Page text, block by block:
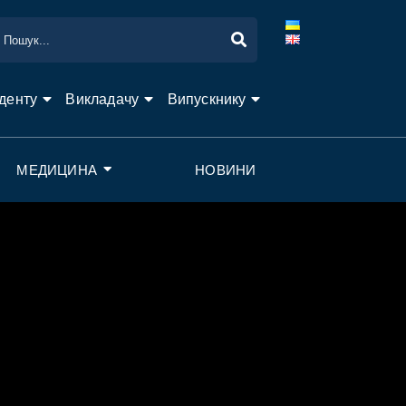
Викладачу Випускнику
МЕДИЦИНА НОВИНИ